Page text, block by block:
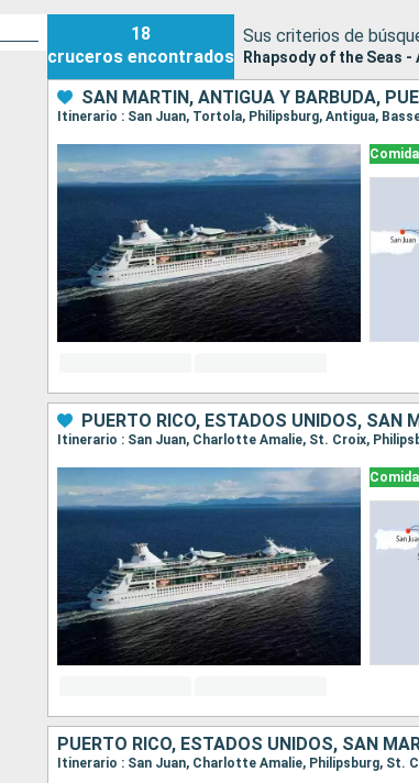
18
cruceros encontrados
Sus criterios de
Rhapsody of the Seas -
SAN MARTÍN, ANTIGUA Y BARBUDA,
Itinerario : San Juan, Tortola, Philipsburg, Antigua,
PUERTO RICO, ESTADOS UNIDOS, SAN
Itinerario : San Juan, Charlotte Amalie, St. Croix,
PUERTO RICO, ESTADOS UNIDOS, SAN
Itinerario : San Juan, Charlotte Amalie, Philipsburg, St.